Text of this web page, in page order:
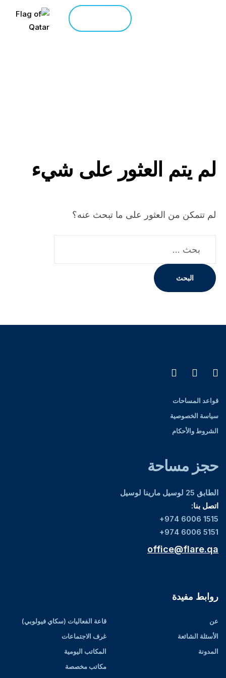
لم يتم العثور على شيء
لم تتمكن من العثور على ما تبحث عنه؟
قواعد المساحات
سياسة الخصوصية
الشروط والأحكام
حجز مساحة
الطابق 25 لوسيل مارينا لوسيل
اتصل بنا:
+974 6006 1515
+974 6006 5151
office@flare.qa
روابط مفيدة
عن
الأسئلة الشائعة
المدونة
قاعة الفعاليات (سكاي فيولوبي)
غرف الاجتماعات
المكاتب اليومية
مكاتب مخصصة